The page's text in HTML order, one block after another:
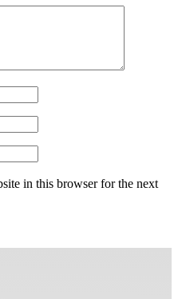
in this browser for the next